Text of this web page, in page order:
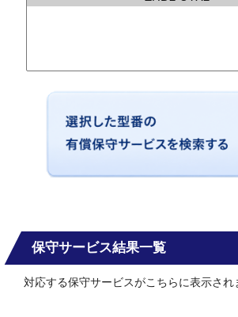
保守サービス結果一覧
対応する保守サービスがこちらに表示され